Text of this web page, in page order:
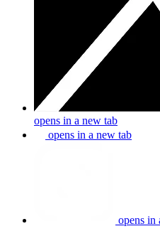
opens in a new tab
opens in a new tab
opens in